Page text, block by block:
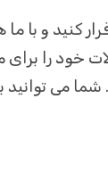
کنید و با
خود را برای
می توانید